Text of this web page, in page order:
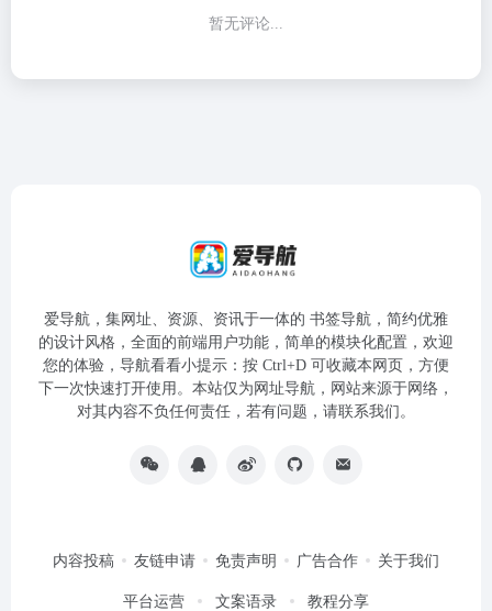
暂无评论...
爱导航，集网址、资源、资讯于一体的 书签导航，简约优雅
的设计风格，全面的前端用户功能，简单的模块化配置，欢迎
您的体验，导航看看小提示：按 Ctrl+D 可收藏本网页，方便
下一次快速打开使用。本站仅为网址导航，网站来源于网络，
对其内容不负任何责任，若有问题，请联系我们。
内容投稿 友链申请 免责声明 广告合作 关于我们
平台运营 文案语录 教程分享